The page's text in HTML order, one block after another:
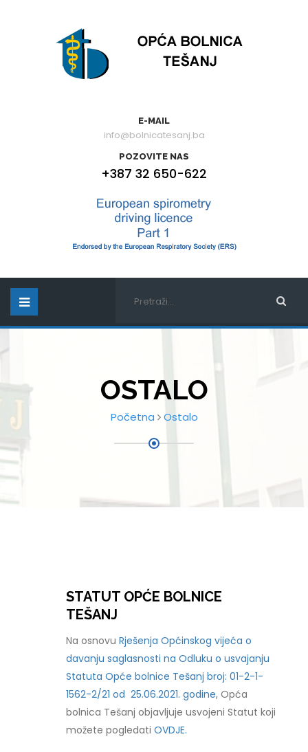
E-MAIL
info@bolnicatesanj.ba
POZOVITE NAS
+387 32 650-622
OSTALO
Početna Ostalo
STATUT OPĆE BOLNICE
TEŠANJ
Na osnovuRješenja Općinskog vijeća o
davanju saglasnosti na Odluku o usvajanju
Statuta Opće bolnice Tešanj broj: 01-2-1-
1562-2/21 od 25.06.2021. godine, Opća
bolnica Tešanj objavljuje usvojeni Statut koji
možete pogledatiOVDJE.